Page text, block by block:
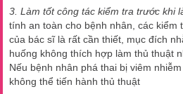
3. Làm tốt công tác kiểm tra trước khi
tính an toàn cho bệnh nhân, các kiểm
của bác sĩ là rất cần thiết, mục đích
huống không thích hợp làm thủ thuật
Nếu bệnh nhân phá thai bị viêm
không thể tiến hành thủ thuật